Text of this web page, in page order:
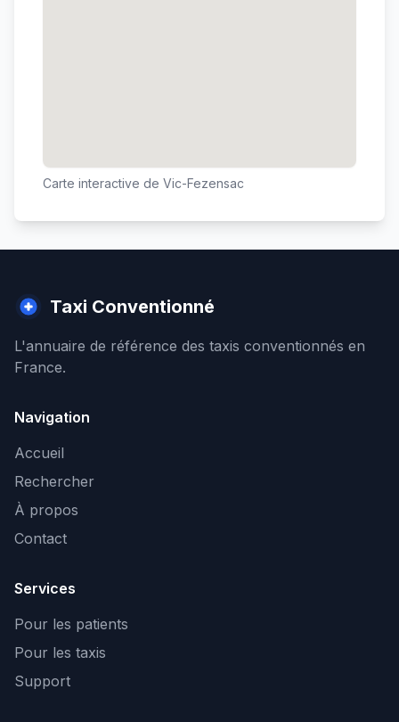
Carte interactive de Vic-Fezensac
Taxi Conventionné
L'annuaire de référence des taxis conventionnés en
France.
Navigation
Accueil
Rechercher
À propos
Contact
Services
Pour les patients
Pour les taxis
Support